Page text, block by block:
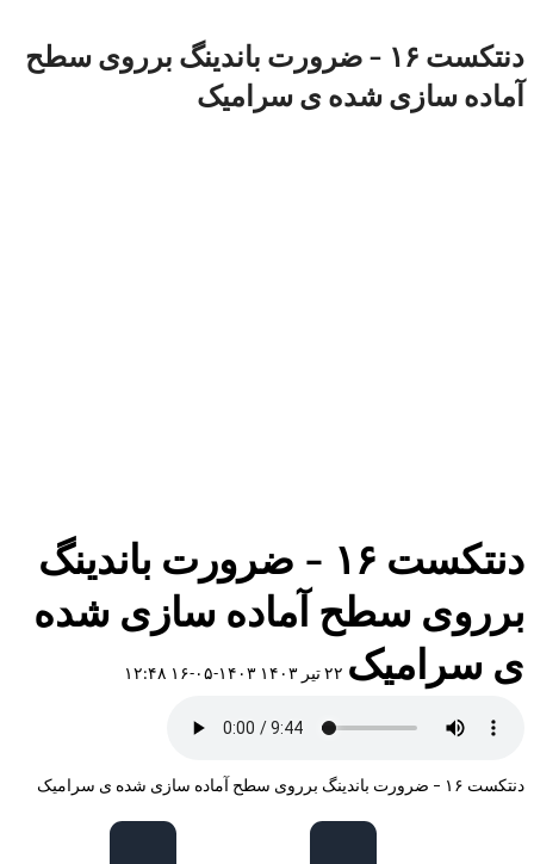
دنتکست ۱۶ – ضرورت باندینگ برروی سطح
آماده سازی شده ی سرامیک
دنتکست ۱۶ – ضرورت باندینگ
برروی سطح آماده سازی شده
ی سرامیک ۲۲ تیر ۱۴۰۳ ۱۴۰۳-۰۵-۱۶ ۱۲:۴۸
دنتکست ۱۶ – ضرورت باندینگ برروی سطح آماده سازی شده ی سرامیک